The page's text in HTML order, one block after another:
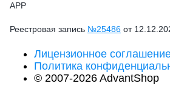
APP
Реестровая запись №25486 от
Лицензионное
Политика
© 2007-2026 AdvantShop